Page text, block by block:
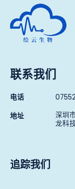
深圳市绘云生物科技有限
联系我们
电话
地址 深圳
龙科
追踪我们